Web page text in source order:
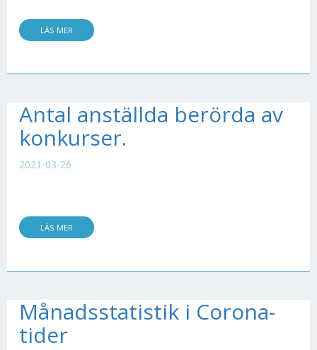
LÄS MER
Antal anställda berörda av
konkurser.
2021-03-26
LÄS MER
Månadsstatistik i Corona-
tider